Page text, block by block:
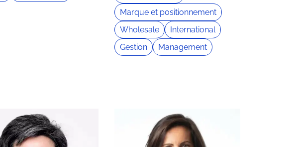
Marque et positionnement
Wholesale
International
Gestion
Management